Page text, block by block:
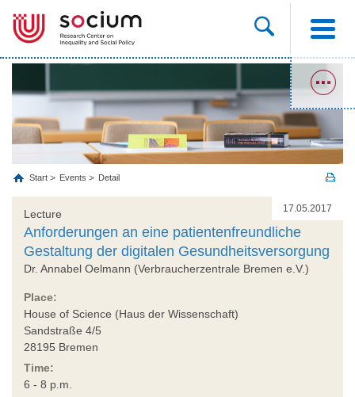
Start Events Detail
17.05.2017
Lecture
Anforderungen an eine patientenfreundliche
Gestaltung der digitalen Gesundheitsversorgung
Dr. Annabel Oelmann (Verbraucherzentrale Bremen e.V.)
Place:
House of Science (Haus der Wissenschaft)
Sandstraße 4/5
28195 Bremen
Time:
6 - 8 p.m.